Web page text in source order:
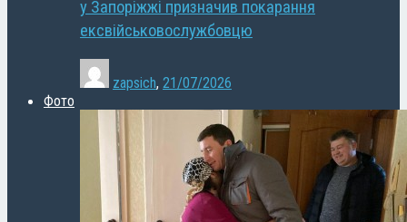
у Запоріжжі призначив покарання
ексвійськовослужбовцю
zapsich, 21/07/2026
Фото